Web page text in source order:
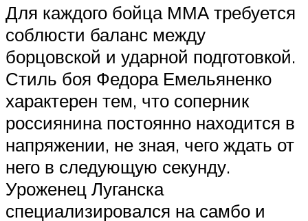
Для каждого бойца ММА требуется
соблюсти баланс между
борцовской и ударной подготовкой.
Стиль боя Федора Емельяненко
характерен тем, что соперник
россиянина постоянно находится в
напряжении, не зная, чего ждать от
него в следующую секунду.
Уроженец Луганска
специализировался на самбо и